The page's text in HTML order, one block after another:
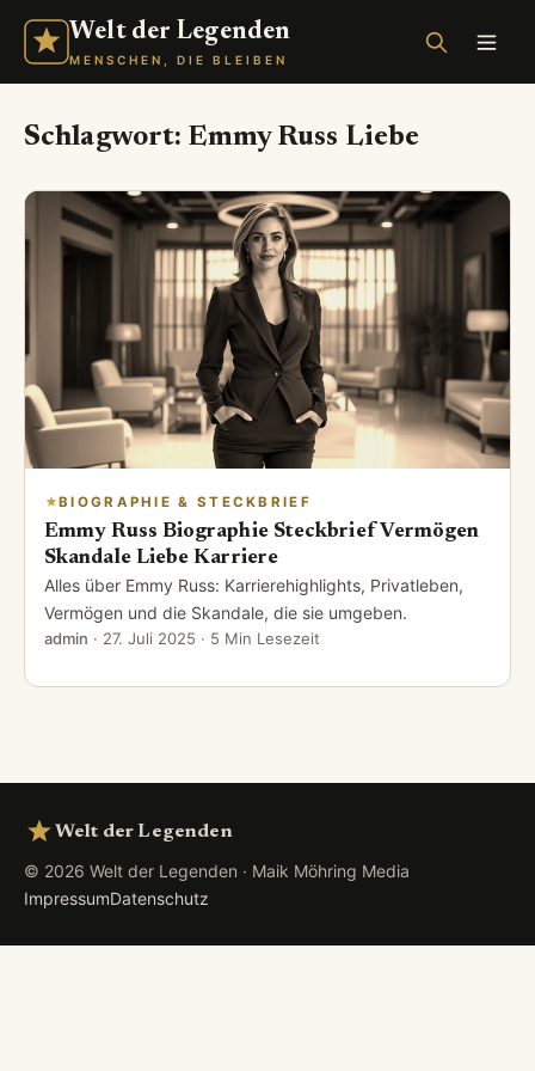
Welt der Legenden
MENSCHEN, DIE BLEIBEN
Schlagwort: Emmy Russ Liebe
BIOGRAPHIE & STECKBRIEF
Emmy Russ Biographie Steckbrief Vermögen
Skandale Liebe Karriere
Alles über Emmy Russ: Karrierehighlights, Privatleben,
Vermögen und die Skandale, die sie umgeben.
admin · 27. Juli 2025 · 5 Min Lesezeit
Welt der Legenden
© 2026 Welt der Legenden · Maik Möhring Media
ImpressumDatenschutz